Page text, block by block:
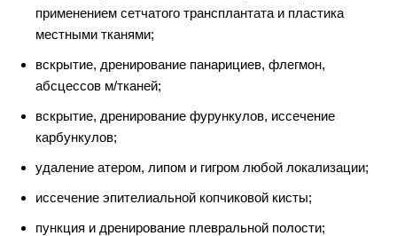
применением сетчатого трансплантата и пластика
местными тканями;
вскрытие, дренирование панарициев, флегмон,
абсцессов м/тканей;
вскрытие, дренирование фурункулов, иссечение
карбункулов;
удаление атером, липом и гигром любой локализации;
иссечение эпителиальной копчиковой кисты;
пункция и дренирование плевральной полости;